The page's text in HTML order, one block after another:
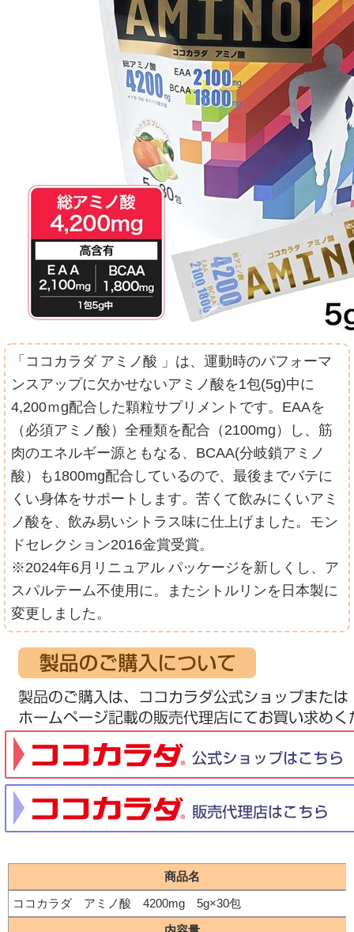
「ココカラダ アミノ酸 」は、運動時のパフォーマ
ンスアップに欠かせないアミノ酸を1包(5g)中に
4,200ｍg配合した顆粒サプリメントです。EAAを
（必須アミノ酸）全種類を配合（2100mg）し、筋
肉のエネルギー源ともなる、BCAA(分岐鎖アミノ
酸）も1800mg配合しているので、最後までバテに
くい身体をサポートします。苦くて飲みにくいアミ
ノ酸を、飲み易いシトラス味に仕上げました。モン
ドセレクション2016金賞受賞。
※2024年6月リニュアル パッケージを新しくし、ア
スパルテーム不使用に。またシトルリンを日本製に
変更しました。
商品名
ココカラダ　アミノ酸　4200mg　5g×30包